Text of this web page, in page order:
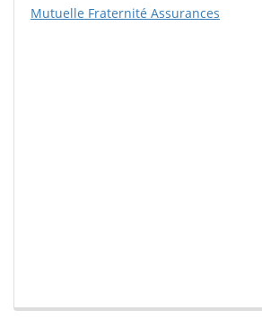
Mutuelle Fraternité Assurances